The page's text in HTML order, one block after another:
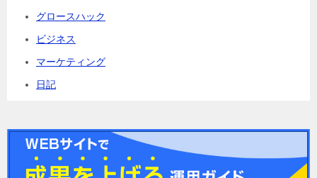
グロースハック
ビジネス
マーケティング
日記